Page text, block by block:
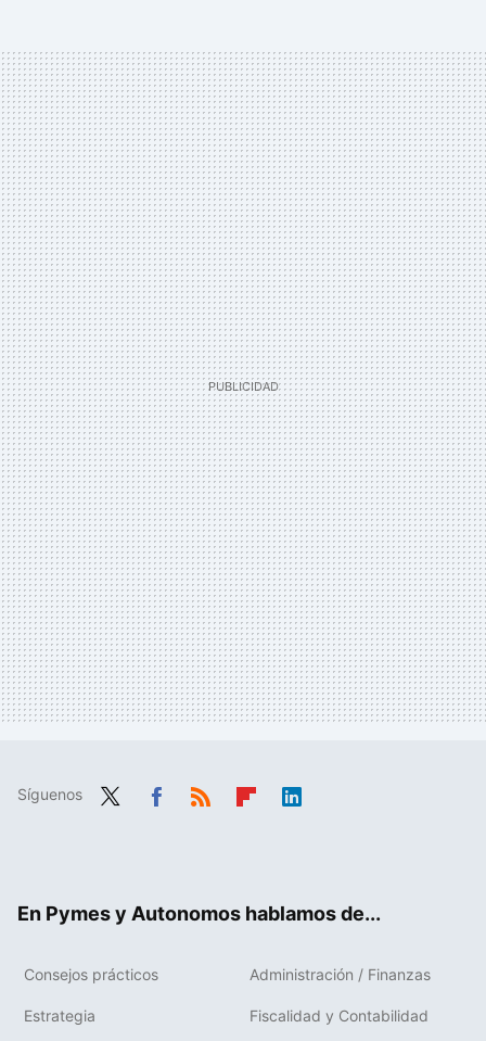
Síguenos
En Pymes y Autonomos hablamos de...
Consejos prácticos Administración / Finanzas
Estrategia Fiscalidad y Contabilidad